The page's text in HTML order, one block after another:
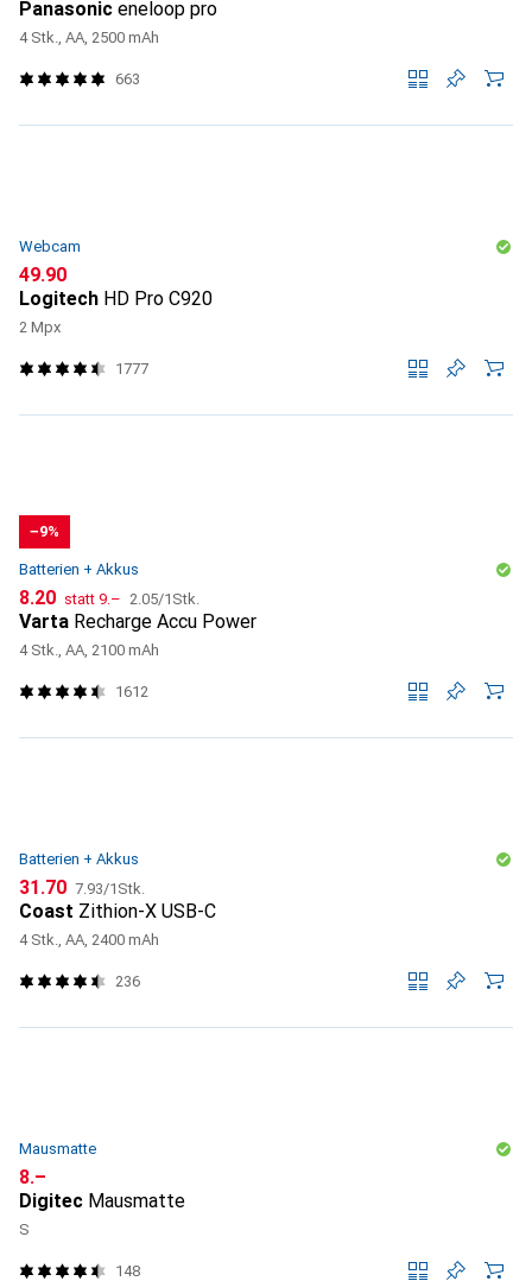
Panasonic eneloop pro
4 Stk., AA, 2500 mAh
663
Webcam
CHF
49.90
Logitech HD Pro C920
2 Mpx
1777
−9%
Batterien + Akkus
CHF
8.20 statt CHF
9.– CHF
2.05/1Stk.
Varta Recharge Accu Power
4 Stk., AA, 2100 mAh
1612
Batterien + Akkus
CHF
31.70 CHF
7.93/1Stk.
Coast Zithion-X USB-C
4 Stk., AA, 2400 mAh
236
Mausmatte
CHF
8.–
Digitec Mausmatte
S
148